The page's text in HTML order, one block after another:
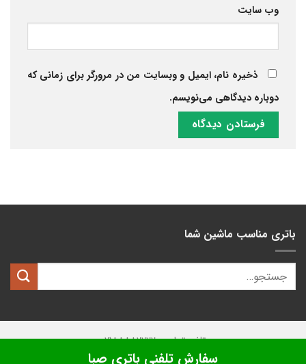
وب‌ سایت
ذخیره نام، ایمیل و وبسایت من در مرورگر برای زمانی که
دوباره دیدگاهی می‌نویسم.
باتری مناسب ماشین شما
تلفن تماس: 02188882222
سفارش تلفنی باتری صبا